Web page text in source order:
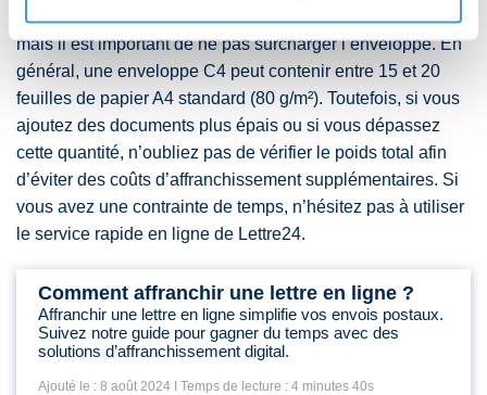
Une enveloppe C4 peut contenir plusieurs feuilles A4,
mais il est important de ne pas surcharger l’enveloppe. En
général, une enveloppe C4 peut contenir entre 15 et 20
feuilles de papier A4 standard (80 g/m²). Toutefois, si vous
ajoutez des documents plus épais ou si vous dépassez
cette quantité, n’oubliez pas de vérifier le poids total afin
d’éviter des coûts d’affranchissement supplémentaires. Si
vous avez une contrainte de temps, n’hésitez pas à utiliser
le service rapide en ligne de Lettre24.
Comment affranchir une lettre en ligne ?
Affranchir une lettre en ligne simplifie vos envois postaux.
Suivez notre guide pour gagner du temps avec des
solutions d’affranchissement digital.
Ajouté le : 8 août 2024 I Temps de lecture : 4 minutes 40s